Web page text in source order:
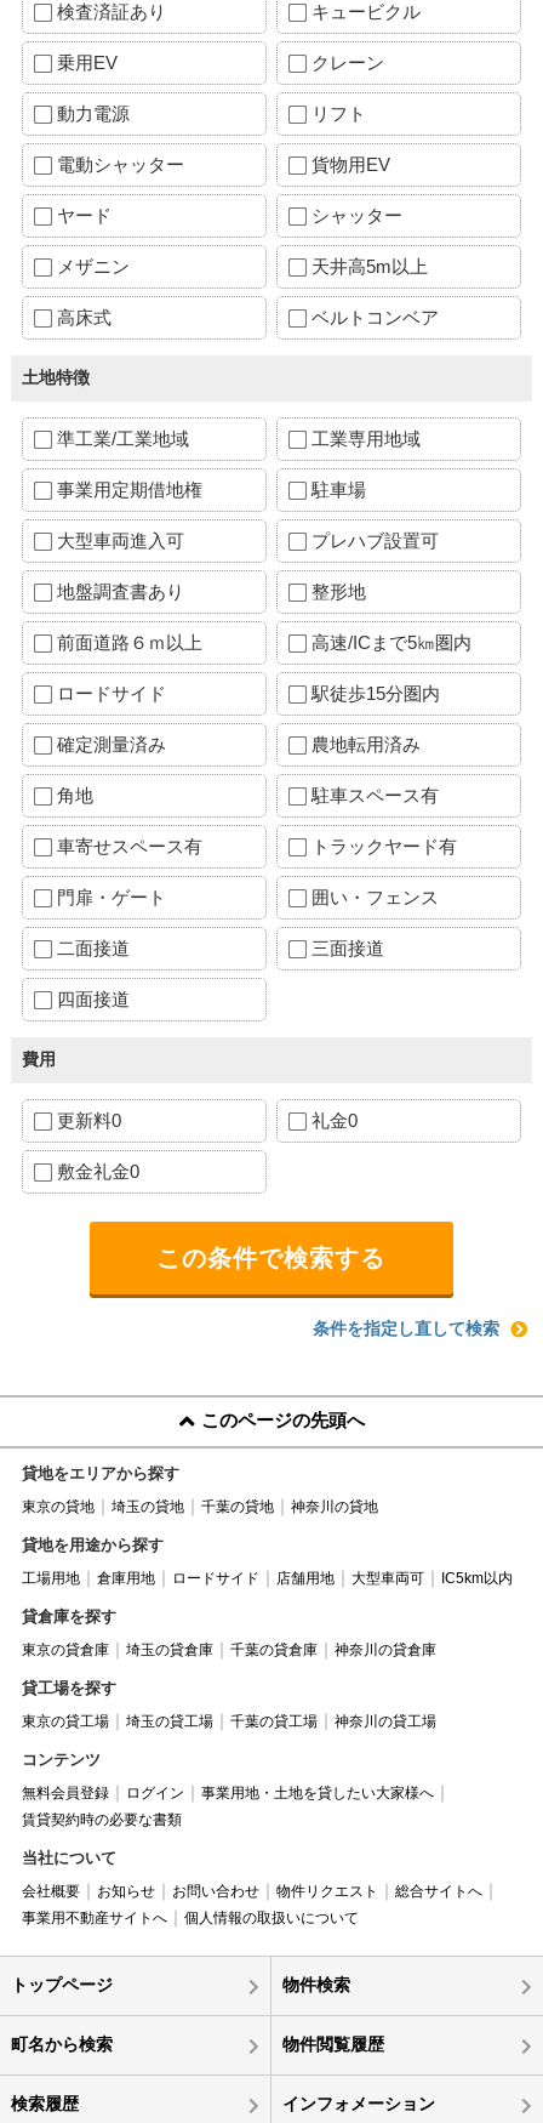
検査済証あり キュービクル
乗用EV クレーン
動力電源 リフト
電動シャッター 貨物用EV
ヤード シャッター
メザニン 天井高5m以上
高床式 ベルトコンベア
土地特徴
準工業/工業地域 工業専用地域
事業用定期借地権 駐車場
大型車両進入可 プレハブ設置可
地盤調査書あり 整形地
前面道路６ｍ以上 高速/ICまで5㎞圏内
ロードサイド 駅徒歩15分圏内
確定測量済み 農地転用済み
角地 駐車スペース有
車寄せスペース有 トラックヤード有
門扉・ゲート 囲い・フェンス
二面接道 三面接道
四面接道
費用
更新料0 礼金0
敷金礼金0
条件を指定し直して検索
このページの先頭へ
貸地をエリアから探す
東京の貸地 埼玉の貸地 千葉の貸地 神奈川の貸地
貸地を用途から探す
工場用地 倉庫用地 ロードサイド 店舗用地 大型車両可 IC5km以内
貸倉庫を探す
東京の貸倉庫 埼玉の貸倉庫 千葉の貸倉庫 神奈川の貸倉庫
貸工場を探す
東京の貸工場 埼玉の貸工場 千葉の貸工場 神奈川の貸工場
コンテンツ
無料会員登録 ログイン
事業用地・土地を貸したい大家様へ
賃貸契約時の必要な書類
当社について
会社概要 お知らせ お問い合わせ 物件リクエスト
総合サイトへ
事業用不動産サイトへ
個人情報の取扱いについて
トップページ 物件検索
町名から検索 物件閲覧履歴
検索履歴 インフォメーション